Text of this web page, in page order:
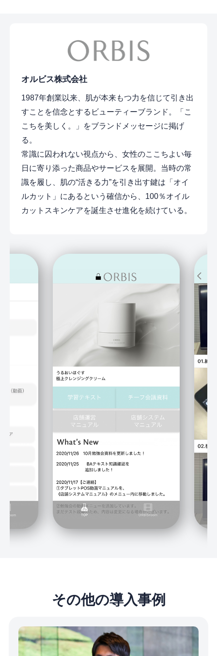
オルビス株式会社
1987年創業以来、肌が本来もつ力を信じて引き出
すことを信念とするビューティーブランド。「こ
こちを美しく。」をブランドメッセージに掲げ
る。
常識に囚われない視点から、女性のここちよい毎
日に寄り添った商品やサービスを展開。当時の常
識を履し、肌の“活きる力”を引き出す鍵は「オイ
ルカット」にあるという確信から、100％オイル
カットスキンケアを誕生させ進化を続けている。
その他の導入事例